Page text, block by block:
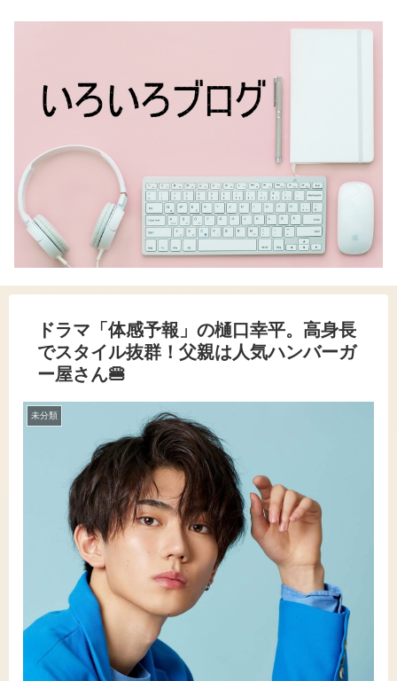
ドラマ「体感予報」の樋口幸平。高身長
でスタイル抜群！父親は人気ハンバーガ
ー屋さん🍔
未分類